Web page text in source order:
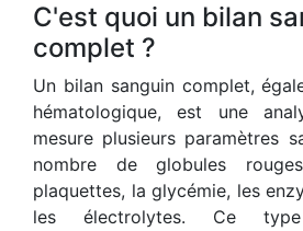
C'est quoi un bilan
complet ?
Un bilan sanguin complet,
hématologique, est une
mesure plusieurs paramètres
nombre de globules
plaquettes, la glycémie, les
les électrolytes. Ce